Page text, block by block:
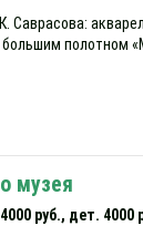
музея
руб., дет. 4000